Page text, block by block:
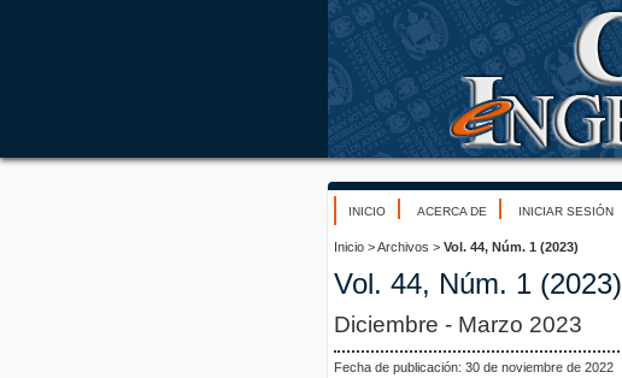
INICIO ACERCA DE INICIAR SESIÓN
Inicio >Archivos > Vol. 44, Núm. 1 (2023)
Vol. 44, Núm. 1 (2023)
Diciembre - Marzo 2023
Fecha de publicación: 30 de noviembre de 2022